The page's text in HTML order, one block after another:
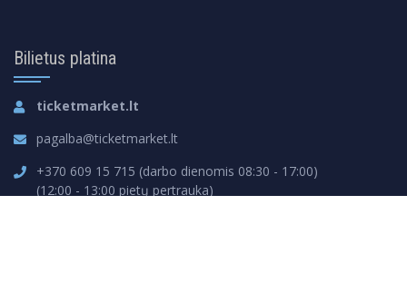
Bilietus platina
ticketmarket.lt
pagalba@ticketmarket.lt
+370 609 15 715 (darbo dienomis 08:30 - 17:00)
(12:00 - 13:00 pietų pertrauka)